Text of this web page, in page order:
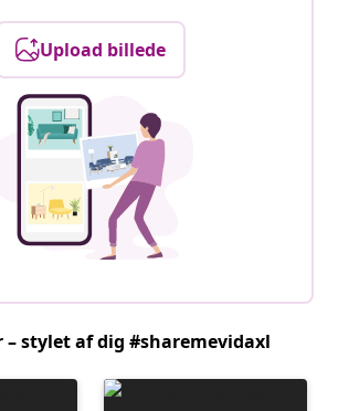
Upload billede
– stylet af dig #sharemevidaxl